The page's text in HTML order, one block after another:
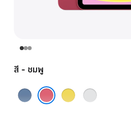
สี - ชมพู
ฟ้า
เหลืองเงิน